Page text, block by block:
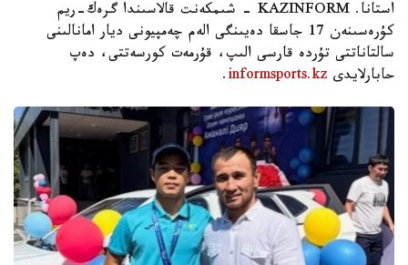
استانا. KAZINFORM - شىمكەنت قالاسىندا گرەك-ريم
كۇرەسىنەن 17 جاسقا دەيىنگى الەم چەمپيونى ديار امانالىنى
سالتاناتتى تۇردە قارسى الىپ، قۇرمەت كورسەتتى، دەپ
حابارلايدى informsports.kz
.